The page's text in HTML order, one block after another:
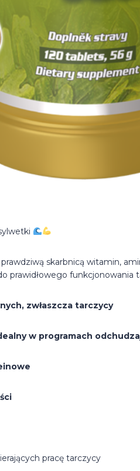
skarbnicą witamin,
prawidłowego funkcjonowania
zwłaszcza tarczycy
w programach
pracę tarczycy